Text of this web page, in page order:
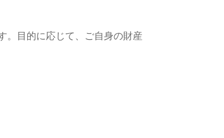
。目的に応じて、ご自身の財産